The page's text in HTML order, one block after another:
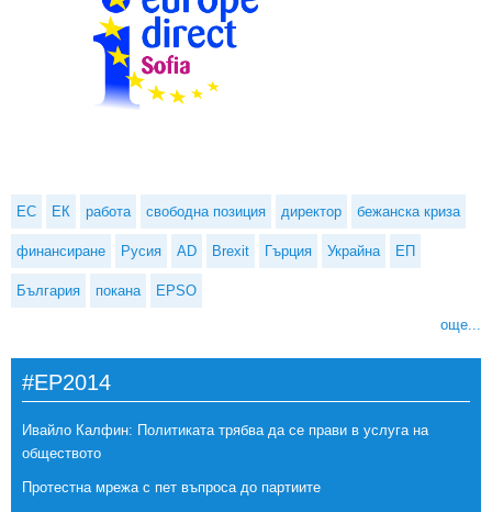
ЕС ЕК работа свободна позиция директор бежанска криза
финансиране Русия AD Brexit Гърция Украйна ЕП
България покана EPSO
още...
#EP2014
Ивайло Калфин: Политиката трябва да се прави в услуга на
обществото
Протестна мрежа с пет въпроса до партиите